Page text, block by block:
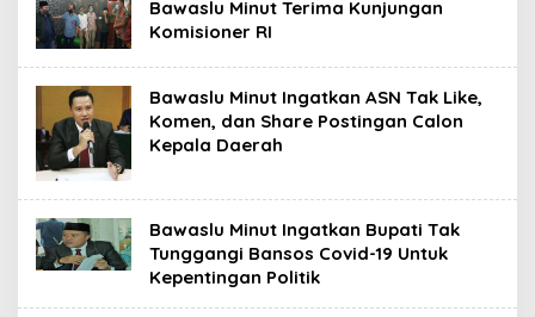
Bawaslu Minut Terima Kunjungan
Komisioner RI
Bawaslu Minut Ingatkan ASN Tak Like,
Komen, dan Share Postingan Calon
Kepala Daerah
Bawaslu Minut Ingatkan Bupati Tak
Tunggangi Bansos Covid-19 Untuk
Kepentingan Politik